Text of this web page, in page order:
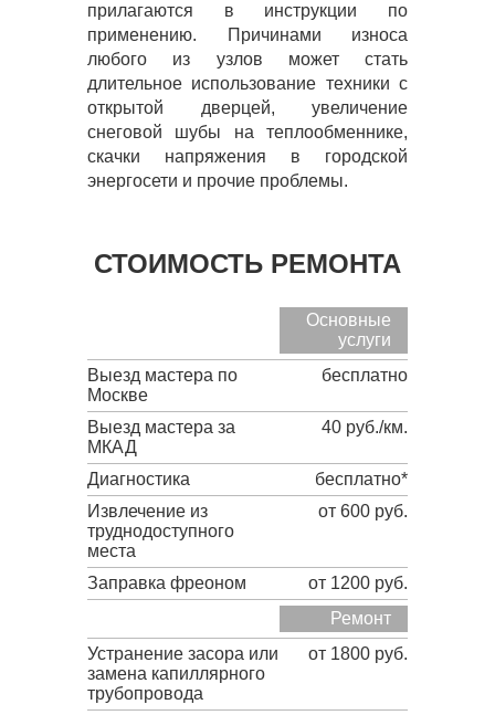
прилагаются в инструкции по
применению. Причинами износа
любого из узлов может стать
длительное использование техники с
открытой дверцей, увеличение
снеговой шубы на теплообменнике,
скачки напряжения в городской
энергосети и прочие проблемы.
СТОИМОСТЬ РЕМОНТА
Основные
услуги
Выезд мастера по
Москве
бесплатно
Выезд мастера за
МКАД
40 руб./км.
Диагностика
бесплатно*
Извлечение из
труднодоступного
места
от 600 руб.
Заправка фреоном
от 1200 руб.
Ремонт
Устранение засора или
замена капиллярного
трубопровода
от 1800 руб.